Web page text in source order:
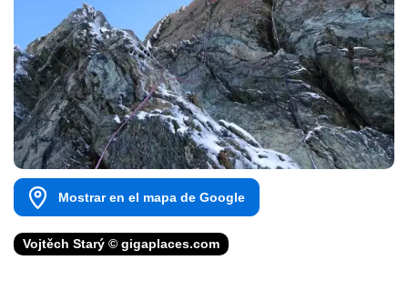
Mostrar en el mapa de Google
Vojtěch Starý © gigaplaces.com